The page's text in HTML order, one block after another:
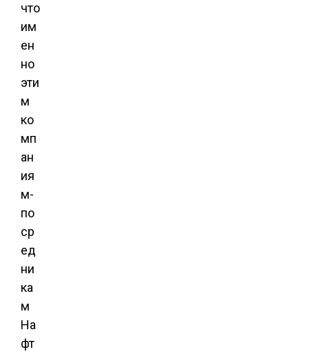
что
им
ен
но
эти
м
ко
мп
ан
ия
м-
по
ср
ед
ни
ка
м
На
фт